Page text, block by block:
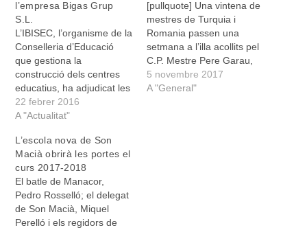
l’empresa Bigas Grup
S.L.
L’IBISEC, l’organisme de la
Conselleria d’Educació
que gestiona la
construcció dels centres
educatius, ha adjudicat les
obres de demolició del
CEIP Mestre Pere Garau i
escola de Son Macià a
l’empresa catalana Bigas
Grup S.L. per un import de
2.394.412 euros. El
projecte va sortir…
22 febrer 2016
A "Actualitat"
[pullquote] Una vintena de
mestres de Turquia i
Romania passen una
setmana a l’illa acollits pel
C.P. Mestre Pere Garau,
de Son Macià, gràcies a
un programa europeu
5 novembre 2017
A "General"
L’escola nova de Son
Macià obrirà les portes el
curs 2017-2018
El batle de Manacor,
Pedro Rosselló; el delegat
de Son Macià, Miquel
Perelló i els regidors de